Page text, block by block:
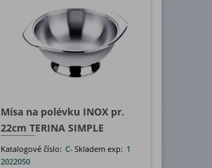
Mísa na polévku INOX pr.
22cm TERINA SIMPLE
Katalogové číslo: C-
2022050
Skladem exp: 1